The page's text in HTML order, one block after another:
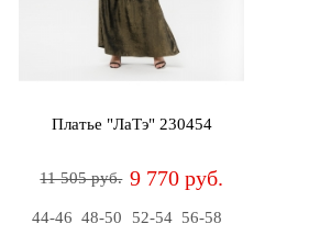
Костюмы
Заколки
Распродажа
Платье "ЛаТэ" 230454
11 505 руб. 9 770 руб.
44-46 48-50 52-54 56-58